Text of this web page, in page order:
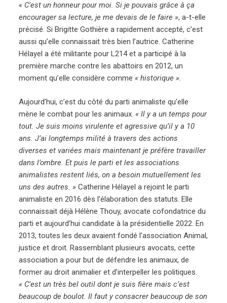
« C’est un honneur pour moi. Si je pouvais grâce à ça
encourager sa lecture, je me devais de le faire », a-t-elle
précisé. Si Brigitte Gothière a rapidement accepté, c’est
aussi qu’elle connaissait très bien l’autrice. Catherine
Hélayel a été militante pour L214 et a participé à la
première marche contre les abattoirs en 2012, un
moment qu’elle considère comme« historique ».
Aujourd’hui, c’est du côté du parti animaliste qu’elle
mène le combat pour les animaux.« Il y a un temps pour
tout. Je suis moins virulente et agressive qu’il y a 10
ans. J’ai longtemps milité à travers des actions
diverses et variées mais maintenant je préfère travailler
dans l’ombre. Et puis le parti et les associations
animalistes restent liés, on a besoin mutuellement les
uns des autres. » Catherine Hélayel a rejoint le parti
animaliste en 2016 dès l’élaboration des statuts. Elle
connaissait déjà Hélène Thouy, avocate cofondatrice du
parti et aujourd’hui candidate à la présidentielle 2022. En
2013, toutes les deux avaient fondé l’association Animal,
justice et droit. Rassemblant plusieurs avocats, cette
association a pour but de défendre les animaux, de
former au droit animalier et d’interpeller les politiques.
« C’est un très bel outil dont je suis fière mais c’est
beaucoup de boulot. Il faut y consacrer beaucoup de son